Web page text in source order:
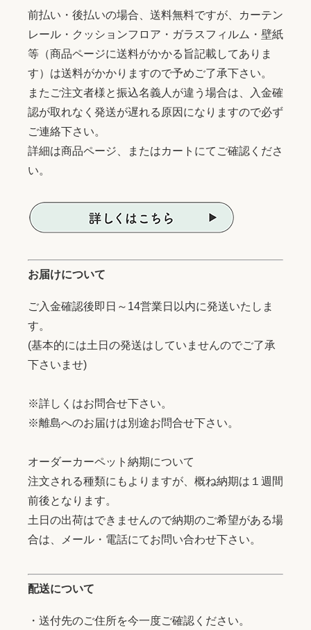
前払い・後払いの場合、送料無料ですが、カーテン
レール・クッションフロア・ガラスフィルム・壁紙
等（商品ページに送料がかかる旨記載してありま
す）は送料がかかりますので予めご了承下さい。
またご注文者様と振込名義人が違う場合は、入金確
認が取れなく発送が遅れる原因になりますので必ず
ご連絡下さい。
詳細は商品ページ、またはカートにてご確認くださ
い。
お届けについて
ご入金確認後即日～14営業日以内に発送いたしま
す。
(基本的には土日の発送はしていませんのでご了承
下さいませ)
※詳しくはお問合せ下さい。
※離島へのお届けは別途お問合せ下さい。
オーダーカーペット納期について
注文される種類にもよりますが、概ね納期は１週間
前後となります。
土日の出荷はできませんので納期のご希望がある場
合は、メール・電話にてお問い合わせ下さい。
配送について
・送付先のご住所を今一度ご確認ください。